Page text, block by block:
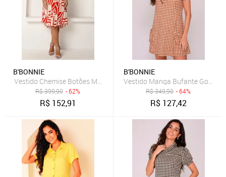
B'BONNIE
Vestido Chemise Botões M/C B’Bonnie Vitória Estampado Vermelho
R$399,90 - 62%
R$ 152,91
B'BONNIE
Vestido Manga Bufante Gola
R$349,90 - 64%
R$ 127,42